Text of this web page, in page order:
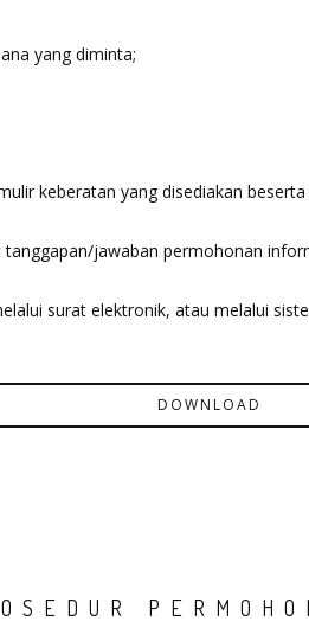
yang diminta;
keberatan yang disediakan
jawaban permohonan
surat elektronik, atau melalui
DOWNLOAD